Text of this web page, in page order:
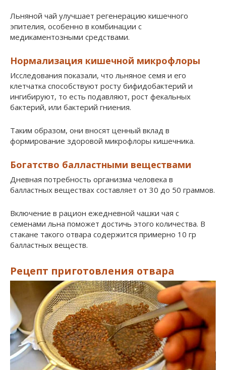
Льняной чай улучшает регенерацию кишечного
эпителия, особенно в комбинации с
медикаментозными средствами.
Нормализация кишечной микрофлоры
Исследования показали, что льняное семя и его
клетчатка способствуют росту бифидобактерий и
ингибируют, то есть подавляют, рост фекальных
бактерий, или бактерий гниения.
Таким образом, они вносят ценный вклад в
формирование здоровой микрофлоры кишечника.
Богатство балластными веществами
Дневная потребность организма человека в
балластных веществах составляет от 30 до 50 граммов.
Включение в рацион ежедневной чашки чая с
семенами льна поможет достичь этого количества. В
стакане такого отвара содержится примерно 10 гр
балластных веществ.
Рецепт приготовления отвара